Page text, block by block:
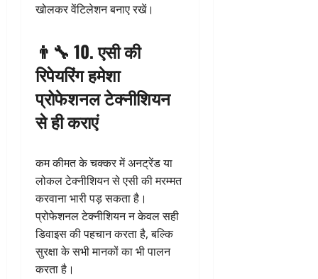
खोलकर वेंटिलेशन बनाए रखें।
👨‍🔧 10. एसी की
रिपेयरिंग हमेशा
प्रोफेशनल टेक्नीशियन
से ही कराएं
कम कीमत के चक्कर में अनट्रेंड या
लोकल टेक्नीशियन से एसी की मरम्मत
करवाना भारी पड़ सकता है।
प्रोफेशनल टेक्नीशियन न केवल सही
डिवाइस की पहचान करता है, बल्कि
सुरक्षा के सभी मानकों का भी पालन
करता है।